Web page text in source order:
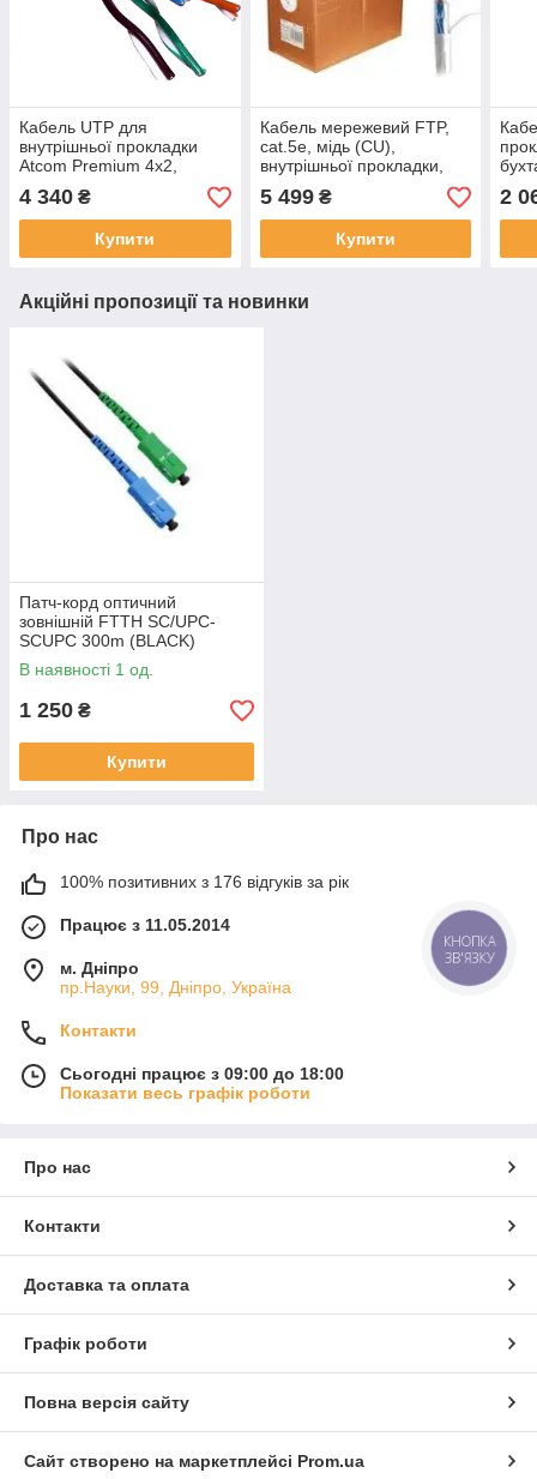
Кабель UTP для
внутрішньої прокладки
Atcom Premium 4x2,
Cat5e, мідь, бухта 305м
3800
4 340 ₴
Купити
Кабель мережевий FTP,
cat.5e, мідь (CU),
внутрішньої прокладки,
Atcom (3802), бухта 305 м.
5 499₴
Купити
2
Акційні пропозиції та новинки
Патч-корд оптичний
зовнішній FTTH SC/UPC-
SCUPC 300m (BLACK)
В наявності 1 од.
1 250 ₴
Купити
Про нас
100% позитивних з 176 відгуків за рік
Працює з 11.05.2014
м. Дніпро
пр.Науки, 99, Дніпро, Україна
Контакти
Сьогодні працює з 09:00 до 18:00
Показати весь графік роботи
Про нас
Контакти
Доставка та оплата
Графік роботи
Повна версія сайту
Сайт створено на маркетплейсі Prom.ua
КНОПКА
ЗВ'ЯЗКУ